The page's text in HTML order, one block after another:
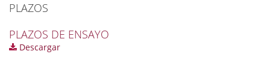
PLAZOS
PLAZOS DE ENSAYO
Descargar